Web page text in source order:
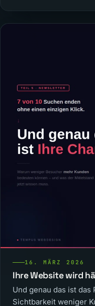
16. MÄRZ 2026
Ihre Website wird
Und genau das ist das
Sichtbarkeit weniger